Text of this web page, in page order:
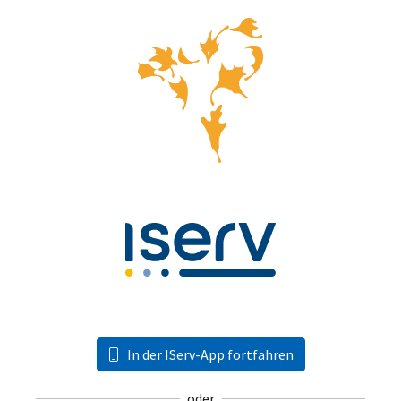
In der IServ-App fortfahren